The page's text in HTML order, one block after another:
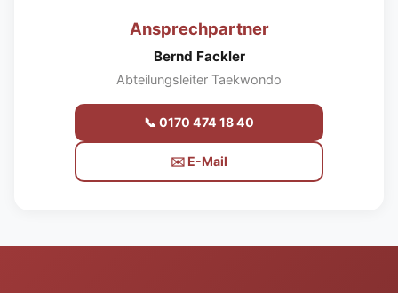
Ansprechpartner
Bernd Fackler
Abteilungsleiter Taekwondo
📞 0170 474 18 40
✉️ E-Mail